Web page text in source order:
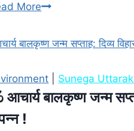
More
Sunega
बालकृष्ण जन्म
!